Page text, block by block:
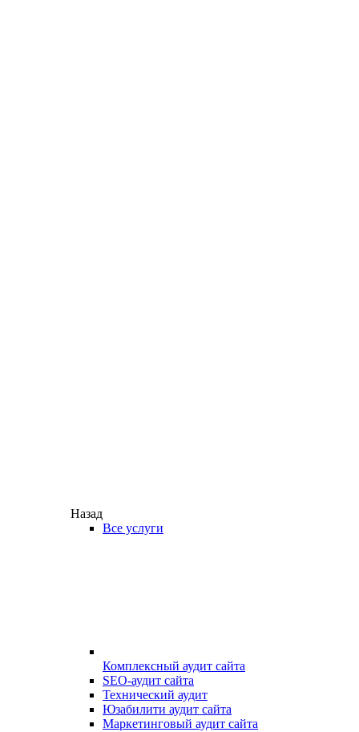
Назад
Все услуги
Комплексный аудит сайта
SEO-аудит сайта
Технический аудит
Юзабилити аудит сайта
Маркетинговый аудит сайта